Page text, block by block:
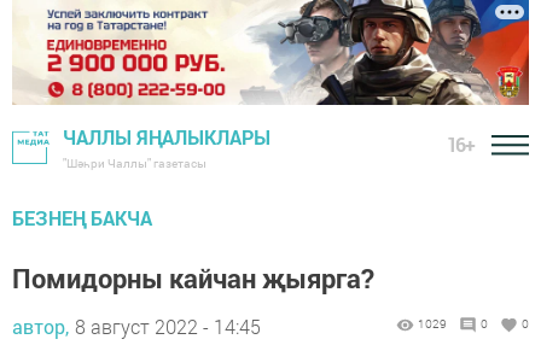
ЧАЛЛЫ ЯҢАЛЫКЛАРЫ
"Шәһри Чаллы" газетасы
16+
БЕЗНЕҢ БАКЧА
Помидорны кайчан җыярга?
автор, 8 август 2022 - 14:45 1029 0 0